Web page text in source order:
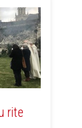
rite